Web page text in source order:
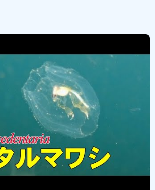
戻る youtube版を見る➡
ジは現在、製作途中です
サルパなどのゼラチン質の生物の体を
のような住みか）」として利用する深
殻類です。
に登場するような「エイリアン」のよう
普段は出会わない、深海に棲む生物